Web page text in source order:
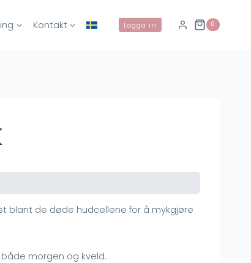
Kontakt Logga in 0
blant de døde hudcellene for å mykgjøre
både morgen og kveld.